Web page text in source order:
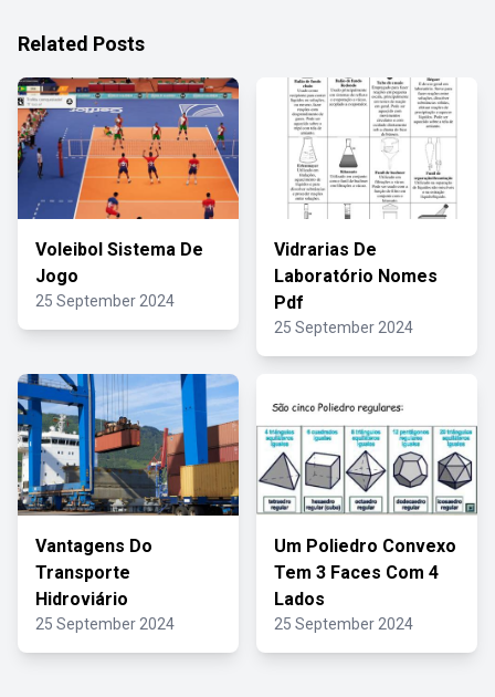
Related Posts
Voleibol Sistema De
Jogo
25 September 2024
Vidrarias De
Laboratório Nomes
Pdf
25 September 2024
Vantagens Do
Transporte
Hidroviário
25 September 2024
Um Poliedro Convexo
Tem 3 Faces Com 4
Lados
25 September 2024